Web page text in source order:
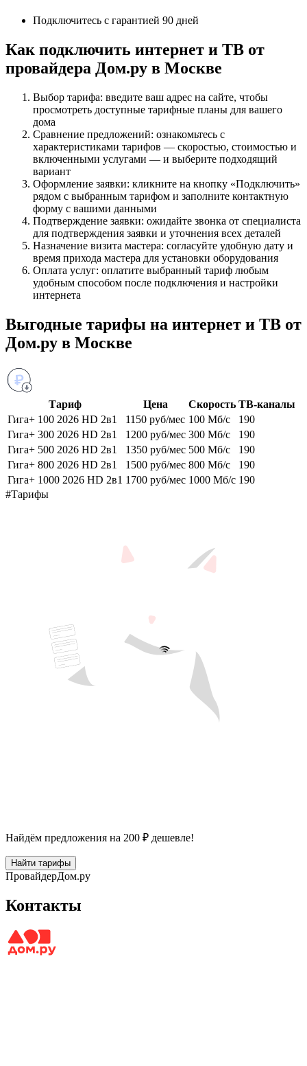
Подключитесь с гарантией 90 дней
Как подключить интернет и ТВ от
провайдера Дом.ру в Москве
Выбор тарифа: введите ваш адрес на сайте, чтобы
просмотреть доступные тарифные планы для вашего
дома
Сравнение предложений: ознакомьтесь с
характеристиками тарифов — скоростью, стоимостью и
включенными услугами — и выберите подходящий
вариант
Оформление заявки: кликните на кнопку «Подключить»
рядом с выбранным тарифом и заполните контактную
форму с вашими данными
Подтверждение заявки: ожидайте звонка от специалиста
для подтверждения заявки и уточнения всех деталей
Назначение визита мастера: согласуйте удобную дату и
время прихода мастера для установки оборудования
Оплата услуг: оплатите выбранный тариф любым
удобным способом после подключения и настройки
интернета
Выгодные тарифы на интернет и ТВ от
Дом.ру в Москве
Тариф Цена Скорость ТВ-каналы
Гига+ 100 2026 HD 2в1
1150 руб/мес 100 Мб/с
190
Гига+ 300 2026 HD 2в1
1200 руб/мес 300 Мб/с
190
Гига+ 500 2026 HD 2в1
1350 руб/мес 500 Мб/с
190
Гига+ 800 2026 HD 2в1
1500 руб/мес 800 Мб/с
190
Гига+ 1000 2026 HD 2в1 1700 руб/мес 1000 Мб/с 190
#Тарифы
Найдём предложения на 200 ₽ дешевле!
Найти тарифы
ПровайдерДом.ру
Контакты